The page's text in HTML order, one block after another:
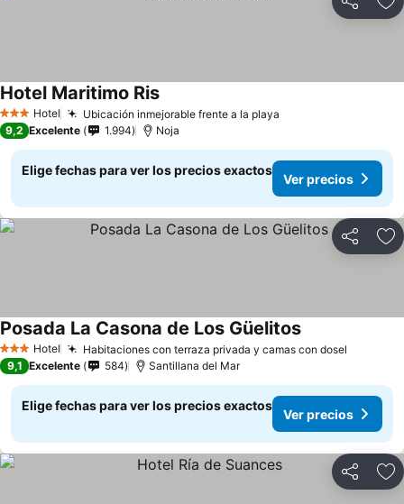
Compartir
3 Estrellas
Hotel Ubicación inmejorable frente a la playa
Hotel Maritimo Ris
9,2 Excelente 1.994 Noja
Elige fechas para ver los precios exactos
Ver precios
Compartir
3 Estrellas
Hotel Habitaciones con terraza privada y camas con dosel
Posada La Casona de Los Güelitos
9,1 Excelente 584 Santillana del Mar
Elige fechas para ver los precios exactos
Ver precios
Compartir